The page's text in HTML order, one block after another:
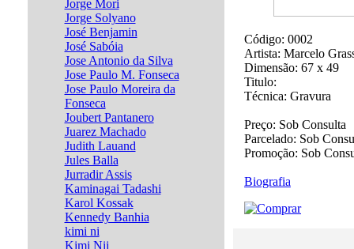
Jorge Mori
Jorge Solyano
José Benjamin
José Sabóia
Jose Antonio da Silva
Jose Paulo M. Fonseca
Jose Paulo Moreira da
Fonseca
Joubert Pantanero
Juarez Machado
Judith Lauand
Jules Balla
Jurradir Assis
Kaminagai Tadashi
Karol Kossak
Kennedy Banhia
kimi ni
Kimi Nii
Código: 0002
Artista: Marcelo
Dimensão: 67 x 49
Titulo:
Técnica: Gravura
Preço: Sob Consulta
Parcelado: Sob
Promoção: Sob
Biografia